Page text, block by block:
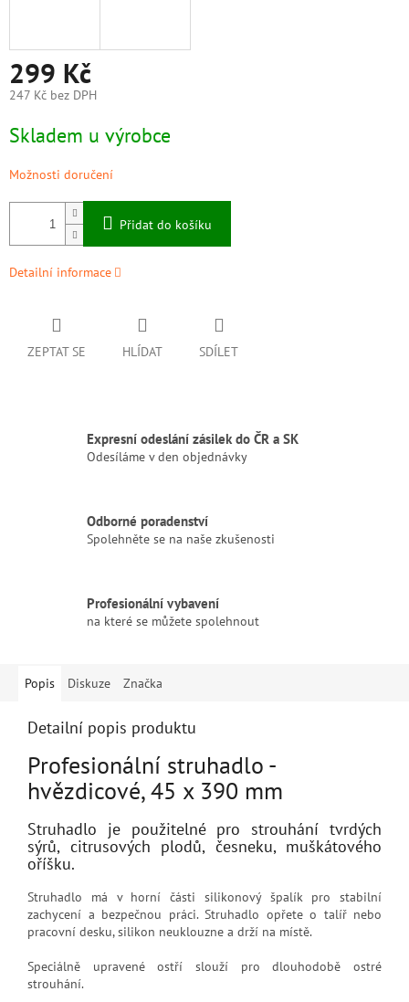
299 Kč
247 Kč bez DPH
cena:
Skladem u výrobce
Možnosti doručení
Přidat do košíku
Detailní informace
ZEPTAT SE HLÍDAT SDÍLET
Expresní odeslání zásilek do ČR a SK
Odesíláme v den objednávky
Odborné poradenství
Spolehněte se na naše zkušenosti
Profesionální vybavení
na které se můžete spolehnout
Popis Diskuze Značka
Detailní popis produktu
Profesionální struhadlo -
hvězdicové, 45 x 390 mm
Struhadlo je použitelné pro strouhání tvrdých
sýrů, citrusových plodů, česneku, muškátového
oříšku.
Struhadlo má v horní části silikonový špalík pro stabilní
zachycení a bezpečnou práci. Struhadlo opřete o talíř nebo
pracovní desku, silikon neuklouzne a drží na místě.
Speciálně upravené ostří slouží pro dlouhodobě ostré
strouhání.